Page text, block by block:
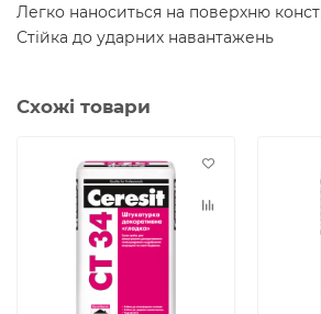
Легко наноситься на поверхню
Стійка до ударних навантажень
Схожі товари